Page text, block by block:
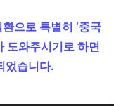
으로 특별히 ‘중국
도와주시기로 하면
었습니다.